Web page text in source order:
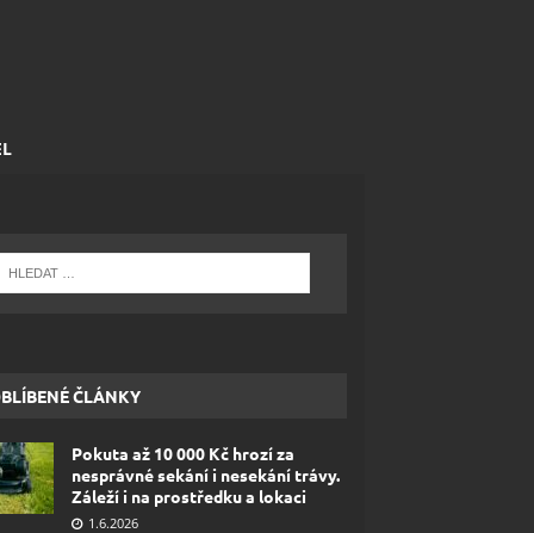
ČLÁNKY
Pokuta až 10 000 Kč hrozí za
nesprávné sekání i nesekání trávy.
Záleží i na prostředku a lokaci
1.6.2026